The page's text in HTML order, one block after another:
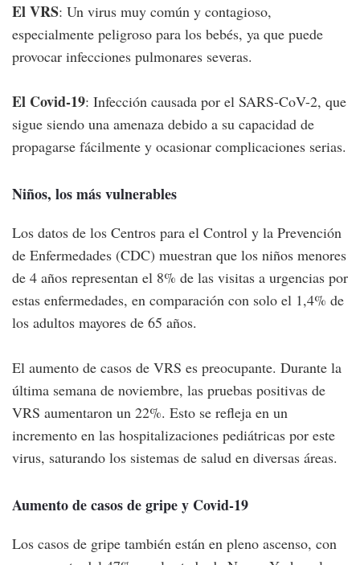
El VRS: Un virus muy común y contagioso,
especialmente peligroso para los bebés, ya que puede
provocar infecciones pulmonares severas.
El Covid-19: Infección causada por el SARS-CoV-2, que
sigue siendo una amenaza debido a su capacidad de
propagarse fácilmente y ocasionar complicaciones serias.
Niños, los más vulnerables
Los datos de los Centros para el Control y la Prevención
de Enfermedades (CDC) muestran que los niños menores
de 4 años representan el 8% de las visitas a urgencias por
estas enfermedades, en comparación con solo el 1,4% de
los adultos mayores de 65 años.
El aumento de casos de VRS es preocupante. Durante la
última semana de noviembre, las pruebas positivas de
VRS aumentaron un 22%. Esto se refleja en un
incremento en las hospitalizaciones pediátricas por este
virus, saturando los sistemas de salud en diversas áreas.
Aumento de casos de gripe y Covid-19
Los casos de gripe también están en pleno ascenso, con